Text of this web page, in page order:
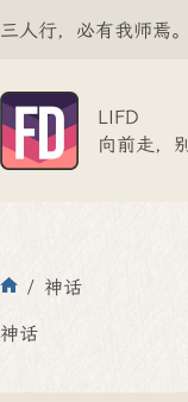
至
三人行，必有我师焉
LIFD
向前走，
页
/ 神话
神话